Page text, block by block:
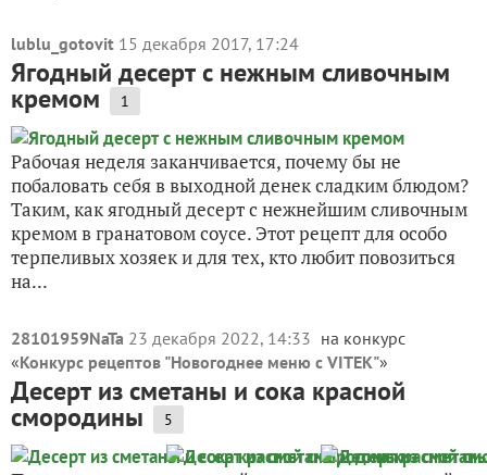
lublu_gotovit 15 декабря 2017, 17:24
Ягодный десерт с нежным сливочным
кремом 1
Рабочая неделя заканчивается, почему бы не
побаловать себя в выходной денек сладким блюдом?
Таким, как ягодный десерт с нежнейшим сливочным
кремом в гранатовом соусе. Этот рецепт для особо
терпеливых хозяек и для тех, кто любит повозиться
на...
28101959NaTa 23 декабря 2022, 14:33 на конкурс
«Конкурс рецептов "Новогоднее меню с VITEK"»
Десерт из сметаны и сока красной
смородины 5